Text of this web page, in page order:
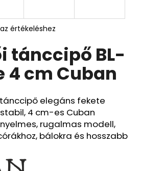
értékeléshez
tánccipő BL-
4 cm Cuban
elegáns fekete
4 cm-es Cuban
rugalmas modell,
bálokra és hosszabb